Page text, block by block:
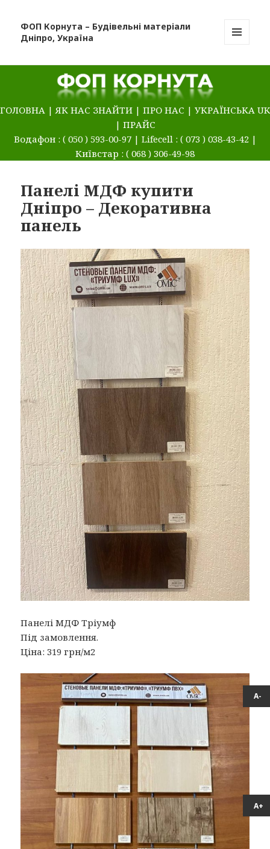
ФОП Корнута – Будівельні матеріали
Дніпро, Україна
ГОЛОВНА |ЯК НАС ЗНАЙТИ | ПРО НАС | УКРАЇНСЬКА UK
| ПРАЙС
Водафон : ( 050 ) 593-00-97 | Lifecell : ( 073 ) 038-43-42 |
Київстар : ( 068 ) 306-49-98
А-
А+
Панелі МДФ купити
Дніпро – Декоративна
панель
Панелі МДФ Тріумф
Під замовлення.
Ціна: 319 грн/м2